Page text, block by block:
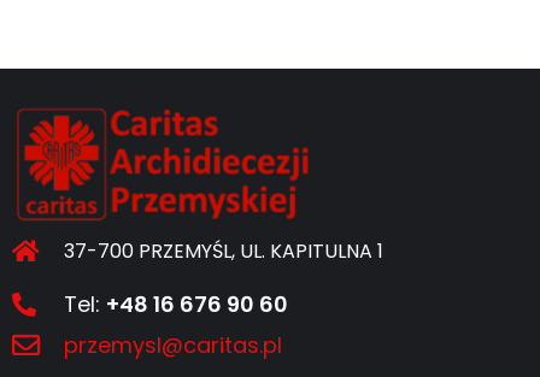
37-700 PRZEMYŚL, UL. KAPITULNA 1
Tel: +48 16 676 90 60
przemysl@caritas.pl